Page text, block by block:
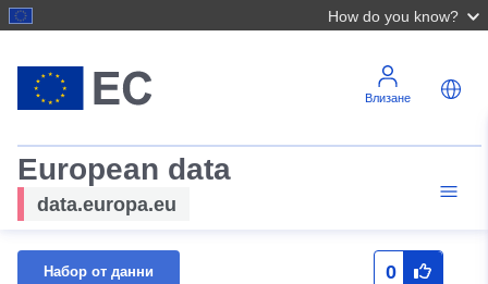
How do you know?
Влизане
European data
data.europa.eu
Набор от данни 0